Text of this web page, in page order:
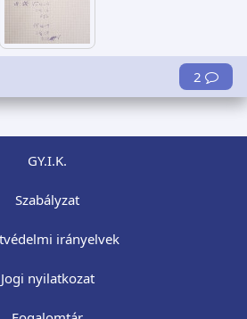
2
GY.I.K.
Szabályzat
irányelvek
Jogi nyilatkozat